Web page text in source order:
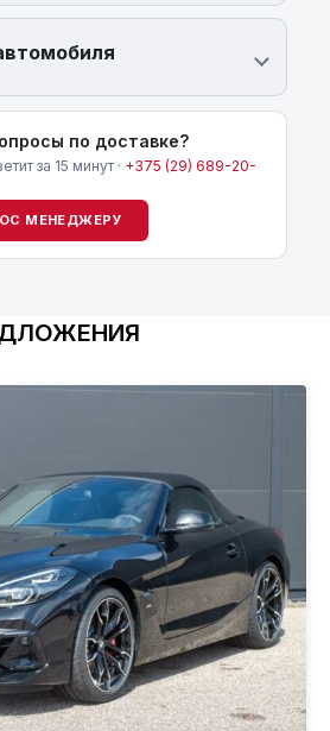
по доставке?
за 15 минут · +375 (29) 689-20-
МЕНЕДЖЕРУ